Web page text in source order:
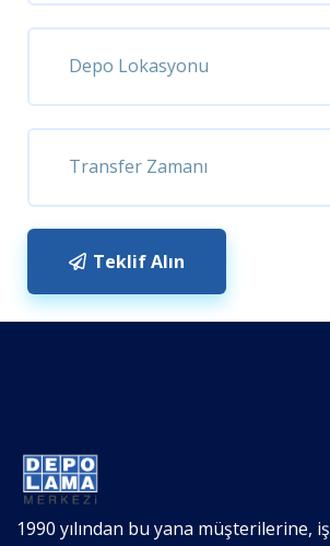
Teklif Alın
1990 yılından bu yana müşterilerine, iş